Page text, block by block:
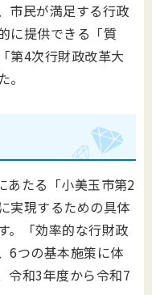
市民が満足する行政
に提供できる「質
第4次行財政改革大
あたる「小美玉市第2
実現するための具体
。「効率的な行財政
6つの基本施策に体
令和3年度から令和7